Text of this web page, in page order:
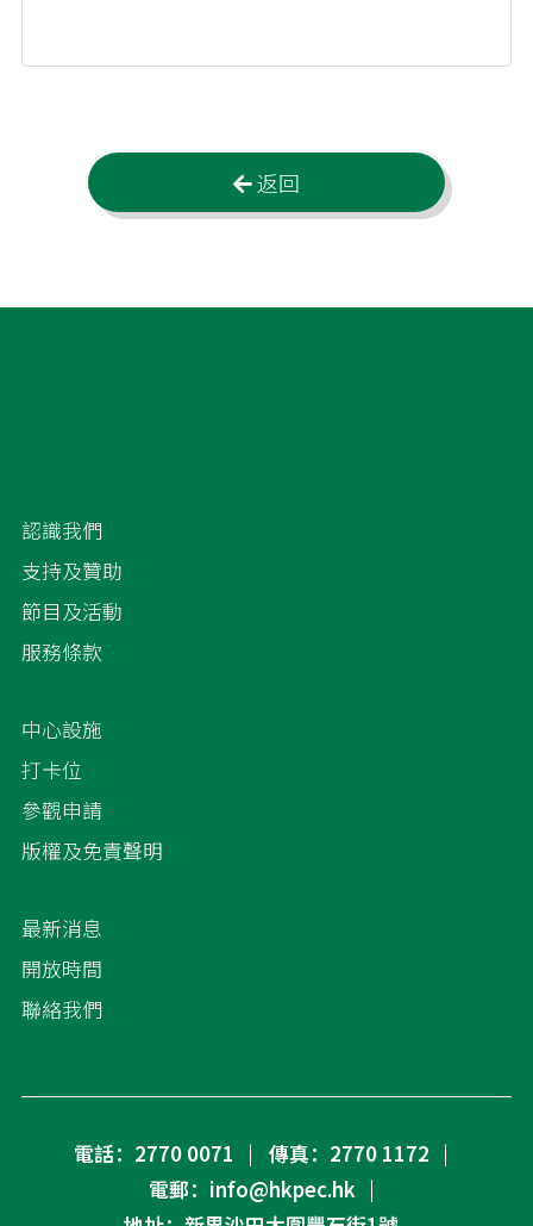
返回
認識我們
支持及贊助
節目及活動
服務條款
中心設施
打卡位
參觀申請
版權及免責聲明
最新消息
開放時間
聯絡我們
電話：2770 0071
傳真：2770 1172
電郵：info@hkpec.hk